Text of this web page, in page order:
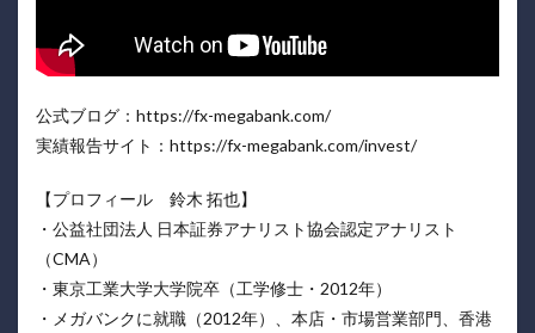
公式ブログ：https://fx-megabank.com/
実績報告サイト：https://fx-megabank.com/invest/
【プロフィール 鈴木 拓也】
・公益社団法人 日本証券アナリスト協会認定アナリスト
（CMA）
・東京工業大学大学院卒（工学修士・2012年）
・メガバンクに就職（2012年）、本店・市場営業部門、香港